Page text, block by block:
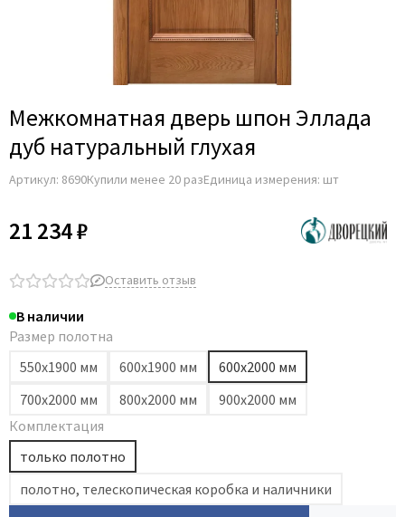
Aldeghi Luigi
Alvero
Archie
Armadillo
Belwooddoors
Bravo
Bussare
Comit
Covali
Dircode
Eclisse
El Porta
Межкомнатная дверь шпон Эллада
дуб натуральный глухая
Артикул: 8690Купили менее 20 разЕдиница измерения: шт
21 234 ₽
Оставить отзыв
В наличии
Размер полотна
550х1900 мм
600х1900 мм
600х2000 мм
700х2000 мм
800х2000 мм
900х2000 мм
Комплектация
только полотно
полотно, телескопическая коробка и наличники